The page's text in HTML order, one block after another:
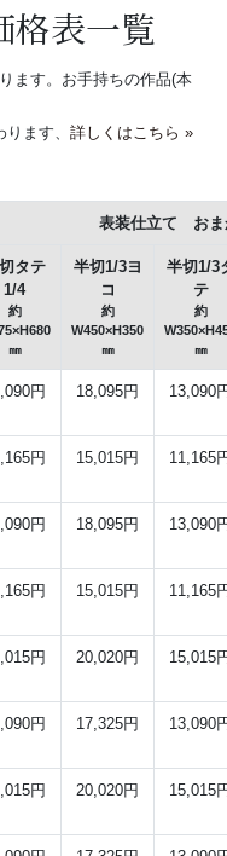
表一覧
ます。お手持ちの作品(本
ます、 詳しくはこちら »
表装仕立て お
タテ
1/4
約
㎜
半切1/3ヨ
コ
約
W450×H350
㎜
半切1/3
テ
約
㎜
円 18,095円 13,090
円 15,015円 11,165
円 18,095円 13,090
円 15,015円 11,165
円 20,020円 15,015
円 17,325円 13,090
円 20,020円 15,015